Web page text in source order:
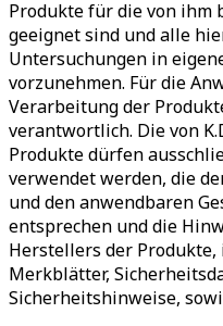
Produkte für die von ihm
geeignet sind und alle
Untersuchungen in
vorzunehmen. Für die
Verarbeitung der
verantwortlich. Die von
Produkte dürfen
verwendet werden, die
und den anwendbaren
entsprechen und die
Herstellers der Produkte,
Merkblätter,
Sicherheitshinweise,